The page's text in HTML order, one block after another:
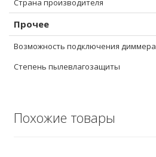
Страна производителя
Прочее
Возможность подключения диммера
Степень пылевлагозащиты
Похожие товары